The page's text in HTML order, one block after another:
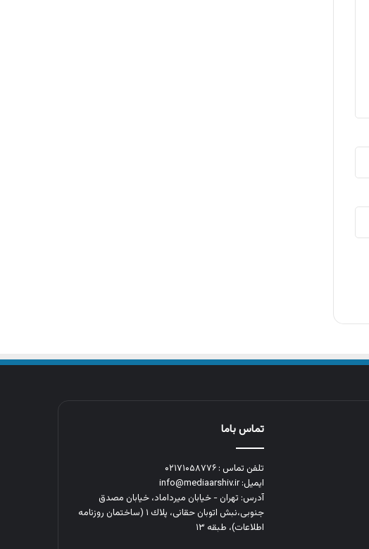
تماس باما
تلفن تماس : ۰۲۱۷۱۰۵۸۷۷۶
ایمیل: info@mediaarshiv.ir
آدرس: تهران - خیابان میرداماد، خیابان مصدق
جنوبی،نبش اتوبان حقانی، پلاك ١ (ساختمان روزنامه
اطلاعات)، طبقه ۱۳